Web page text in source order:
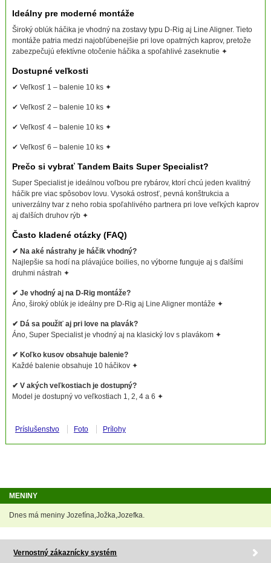
Ideálny pre moderné montáže
Široký oblúk háčika je vhodný na zostavy typu D-Rig aj Line Aligner. Tieto
montáže patria medzi najobľúbenejšie pri love opatrných kaprov, pretože
zabezpečujú efektívne otočenie háčika a spoľahlivé zaseknutie ✦
Dostupné veľkosti
✔ Veľkosť 1 – balenie 10 ks ✦
✔ Veľkosť 2 – balenie 10 ks ✦
✔ Veľkosť 4 – balenie 10 ks ✦
✔ Veľkosť 6 – balenie 10 ks ✦
Prečo si vybrať Tandem Baits Super Specialist?
Super Specialist je ideálnou voľbou pre rybárov, ktorí chcú jeden kvalitný
háčik pre viac spôsobov lovu. Vysoká ostrosť, pevná konštrukcia a
univerzálny tvar z neho robia spoľahlivého partnera pri love veľkých kaprov
aj ďalších druhov rýb ✦
Často kladené otázky (FAQ)
✔ Na aké nástrahy je háčik vhodný?
Najlepšie sa hodí na plávajúce boilies, no výborne funguje aj s ďalšími
druhmi nástrah ✦
✔ Je vhodný aj na D-Rig montáže?
Áno, široký oblúk je ideálny pre D-Rig aj Line Aligner montáže ✦
✔ Dá sa použiť aj pri love na plavák?
Áno, Super Specialist je vhodný aj na klasický lov s plavákom ✦
✔ Koľko kusov obsahuje balenie?
Každé balenie obsahuje 10 háčikov ✦
✔ V akých veľkostiach je dostupný?
Model je dostupný vo veľkostiach 1, 2, 4 a 6 ✦
Príslušenstvo Foto Prílohy
MENINY
Dnes má meniny Jozefína,Jožka,Jozefka.
Vernostný zákaznícky systém